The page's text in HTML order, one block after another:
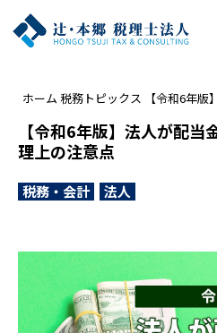
ホーム 税務トピックス 【令和6年版】法
【令和6年版】法人が配
理上の注意点
税務・会計
法人